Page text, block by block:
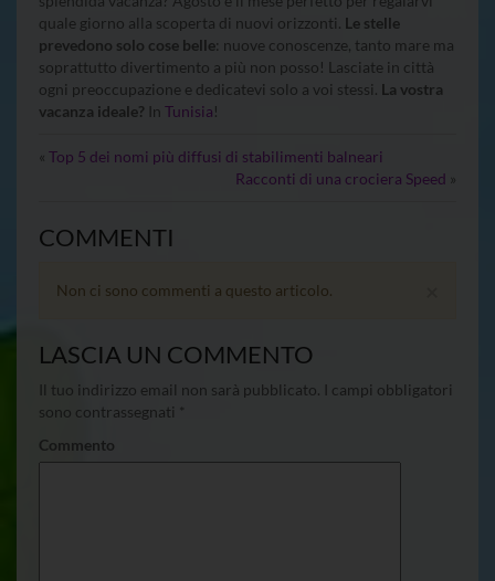
quale giorno alla scoperta di nuovi orizzonti. Le stelle
prevedono solo cose belle: nuove conoscenze, tanto mare ma
soprattutto divertimento a più non posso! Lasciate in città
ogni preoccupazione e dedicatevi solo a voi stessi. La vostra
vacanza ideale? In Tunisia!
« Top 5 dei nomi più diffusi di stabilimenti balneari
Racconti di una crociera Speed »
COMMENTI
Non ci sono commenti a questo articolo.
LASCIA UN COMMENTO
Il tuo indirizzo email non sarà pubblicato. I campi obbligatori
sono contrassegnati *
Commento